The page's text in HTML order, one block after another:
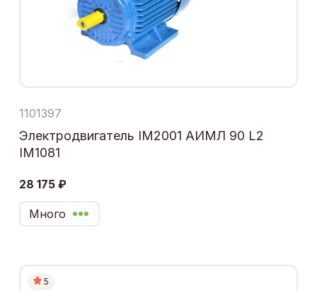
1101397
Электродвигатель IM2001 АИМЛ 90 L2
IM1081
28 175 ₽
Много
5